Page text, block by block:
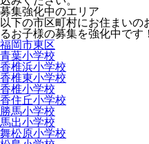
募集強化中のエリア
以下の市区町村にお住まい
るお子様の募集を強化中です！
福岡市東区
青葉小学校
香椎浜小学校
香椎東小学校
香椎小学校
香住丘小学校
勝馬小学校
馬出小学校
舞松原小学校